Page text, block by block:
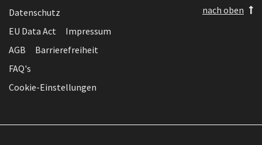
Datenschutz
EU Data Act
Impressum
AGB
Barrierefreiheit
FAQ's
Cookie-Einstellungen
nach oben